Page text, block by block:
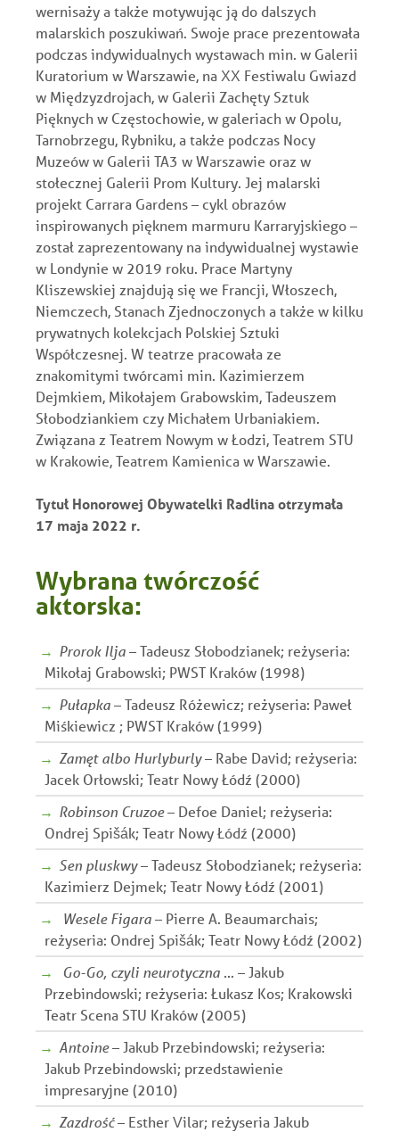
wernisaży a także motywując ją do dalszych
malarskich poszukiwań. Swoje prace prezentowała
podczas indywidualnych wystawach min. w Galerii
Kuratorium w Warszawie, na XX Festiwalu Gwiazd
w Międzyzdrojach, w Galerii Zachęty Sztuk
Pięknych w Częstochowie, w galeriach w Opolu,
Tarnobrzegu, Rybniku, a także podczas Nocy
Muzeów w Galerii TA3 w Warszawie oraz w
stołecznej Galerii Prom Kultury. Jej malarski
projekt Carrara Gardens – cykl obrazów
inspirowanych pięknem marmuru Karraryjskiego –
został zaprezentowany na indywidualnej wystawie
w Londynie w 2019 roku. Prace Martyny
Kliszewskiej znajdują się we Francji, Włoszech,
Niemczech, Stanach Zjednoczonych a także w kilku
prywatnych kolekcjach Polskiej Sztuki
Współczesnej. W teatrze pracowała ze
znakomitymi twórcami min. Kazimierzem
Dejmkiem, Mikołajem Grabowskim, Tadeuszem
Słobodziankiem czy Michałem Urbaniakiem.
Związana z Teatrem Nowym w Łodzi, Teatrem STU
w Krakowie, Teatrem Kamienica w Warszawie.
Tytuł Honorowej Obywatelki Radlina otrzymała
17 maja 2022 r.
Wybrana twórczość
aktorska:
Prorok Ilja– Tadeusz Słobodzianek; reżyseria:
Mikołaj Grabowski; PWST Kraków (1998)
Pułapka– Tadeusz Różewicz; reżyseria: Paweł
Miśkiewicz ; PWST Kraków (1999)
Zamęt albo Hurlyburly– Rabe David; reżyseria:
Jacek Orłowski; Teatr Nowy Łódź (2000)
Robinson Cruzoe– Defoe Daniel; reżyseria:
Ondrej Spišák; Teatr Nowy Łódź (2000)
Sen pluskwy– Tadeusz Słobodzianek; reżyseria:
Kazimierz Dejmek; Teatr Nowy Łódź (2001)
Wesele Figara– Pierre A. Beaumarchais;
reżyseria: Ondrej Spišák; Teatr Nowy Łódź (2002)
Go-Go, czyli neurotyczna … – Jakub
Przebindowski; reżyseria: Łukasz Kos; Krakowski
Teatr Scena STU Kraków (2005)
Antoine– Jakub Przebindowski; reżyseria:
Jakub Przebindowski; przedstawienie
impresaryjne (2010)
Zazdrość– Esther Vilar; reżyseria Jakub